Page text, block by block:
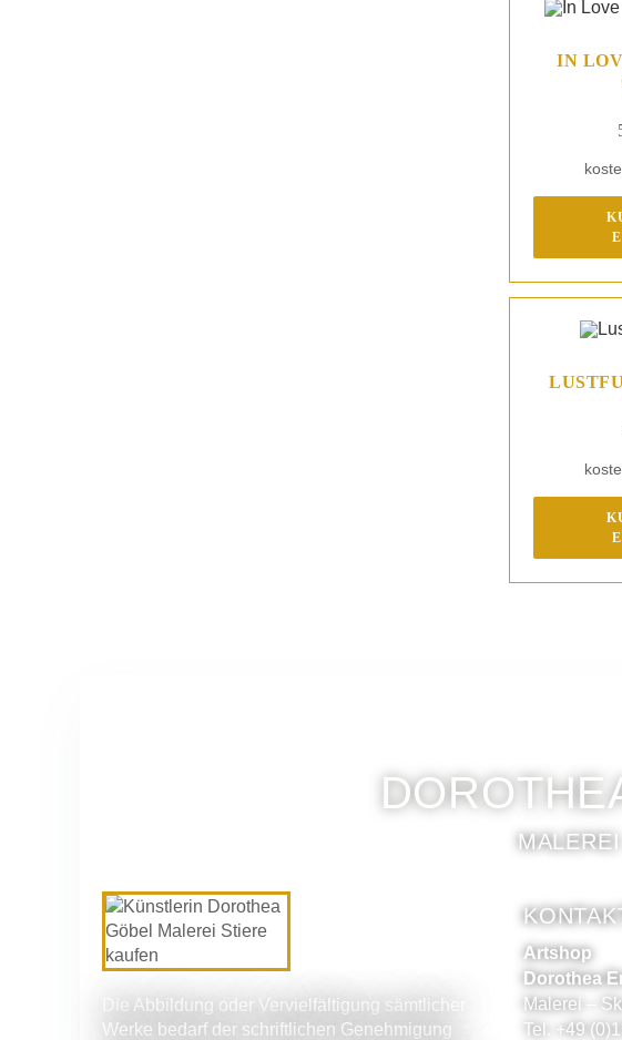
IN
Die Abbildung oder Vervielfältigung sämtlicher
Werke bedarf der schriftlichen Genehmigung
Artshop
Dorothea
Malerei –
Tel. +49